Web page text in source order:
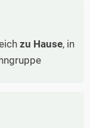
zu Hause, in